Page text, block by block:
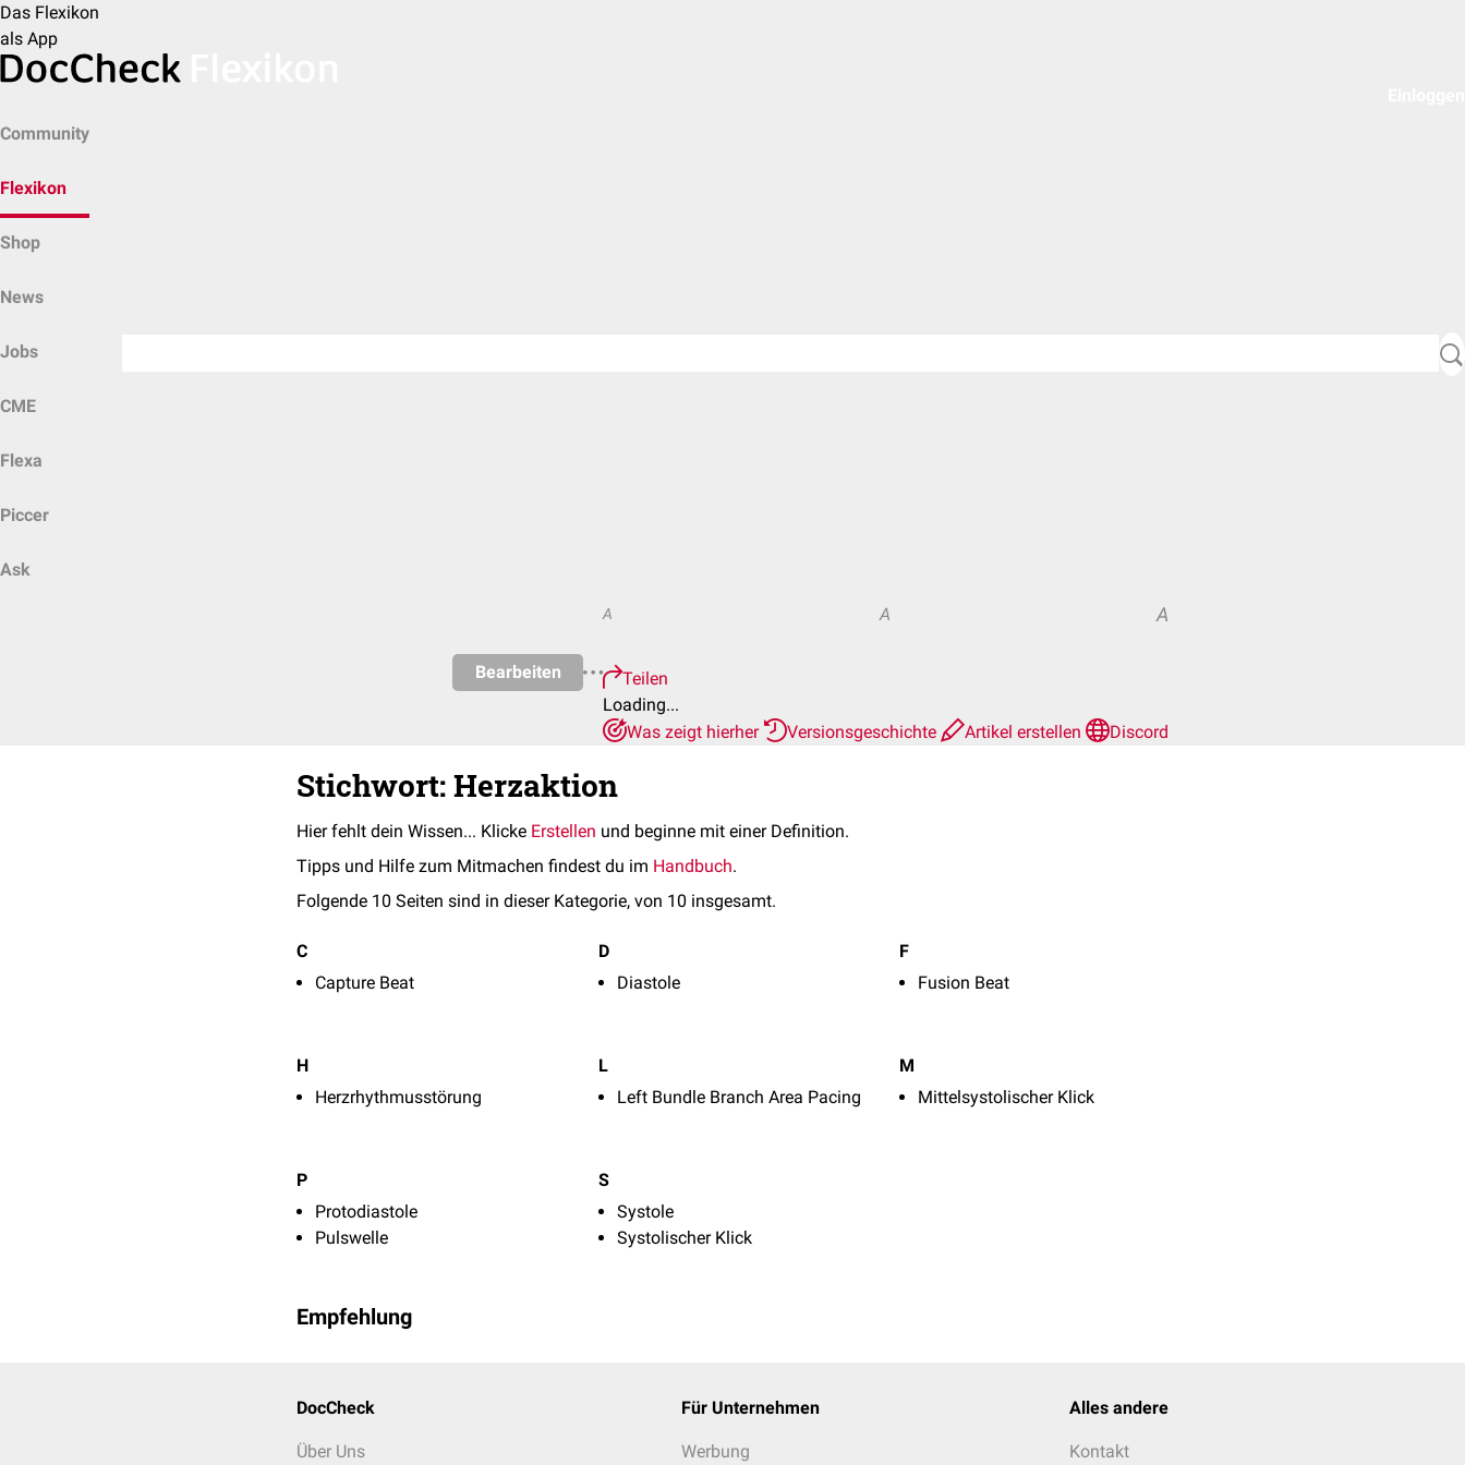
Das Flexikon
als App
Community
Flexikon
Shop
News
Jobs
CME
Flexa
Piccer
Ask
Bearbeiten
A A A
Teilen
Loading...
Was zeigt hierher
Versionsgeschichte Artikel erstellen Discord
Stichwort: Herzaktion
Hier fehlt dein Wissen... Klicke Erstellen und beginne mit einer Definition.
Tipps und Hilfe zum Mitmachen findest du im Handbuch.
Folgende 10 Seiten sind in dieser Kategorie, von 10 insgesamt.
C
Capture Beat
D
Diastole
F
Fusion Beat
H
Herzrhythmusstörung
L
Left Bundle Branch Area Pacing
M
Mittelsystolischer Klick
P
Protodiastole
Pulswelle
S
Systole
Systolischer Klick
Empfehlung
DocCheck
Über Uns
Für Unternehmen
Werbung
Alles andere
Kontakt